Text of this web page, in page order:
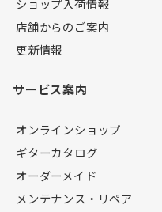
ショップ入荷情報
店舗からのご案内
更新情報
サービス案内
オンラインショップ
ギターカタログ
オーダーメイド
メンテナンス・リペア